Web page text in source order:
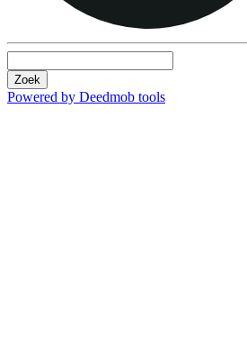
Zoek
Powered by Deedmob tools